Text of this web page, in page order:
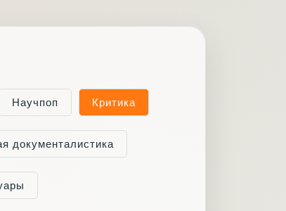
Научпоп Критика
документалистика